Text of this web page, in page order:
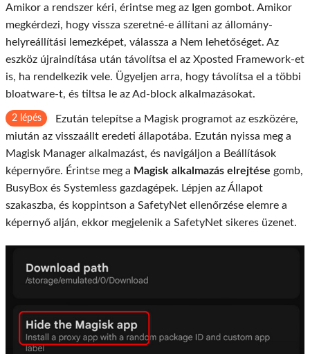
Amikor a rendszer kéri, érintse meg az Igen gombot. Amikor
megkérdezi, hogy vissza szeretné-e állítani az állomány-
helyreállítási lemezképet, válassza a Nem lehetőséget. Az
eszköz újraindítása után távolítsa el az Xposted Framework-et
is, ha rendelkezik vele. Ügyeljen arra, hogy távolítsa el a többi
bloatware-t, és tiltsa le az Ad-block alkalmazásokat.
2 lépés
Ezután telepítse a Magisk programot az eszközére,
miután az visszaállt eredeti állapotába. Ezután nyissa meg a
Magisk Manager alkalmazást, és navigáljon a Beállítások
képernyőre. Érintse meg a Magisk alkalmazás elrejtése gomb,
BusyBox és Systemless gazdagépek. Lépjen az Állapot
szakaszba, és koppintson a SafetyNet ellenőrzése elemre a
képernyő alján, ekkor megjelenik a SafetyNet sikeres üzenet.